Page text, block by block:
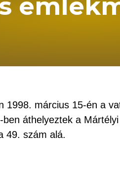
1998. március 15-én a
áthelyeztek a
49. szám alá.